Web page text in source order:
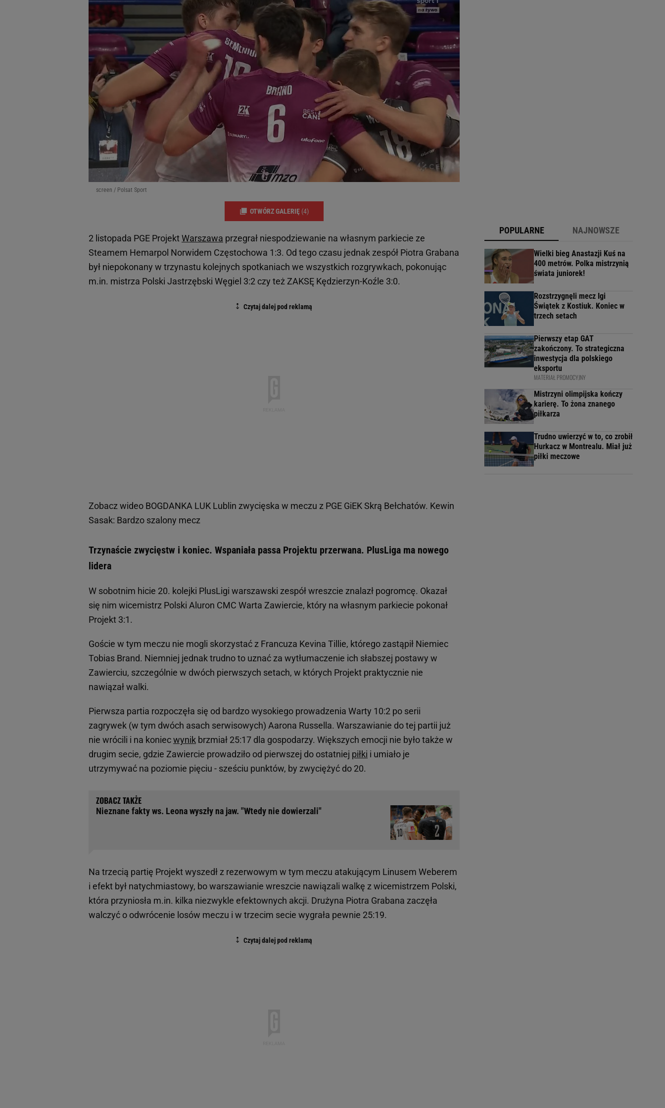
screen / Polsat Sport
OTWÓRZ GALERIĘ (4)
2 listopada PGE ProjektWarszawa przegrał niespodziewanie na własnym parkiecie ze
Steamem Hemarpol Norwidem Częstochowa 1:3. Od tego czasu jednak zespół Piotra Grabana
był niepokonany w trzynastu kolejnych spotkaniach we wszystkich rozgrywkach, pokonując
m.in. mistrza Polski Jastrzębski Węgiel 3:2 czy też ZAKSĘ Kędzierzyn-Koźle 3:0.
Zobacz wideo BOGDANKA LUK Lublin zwycięska w meczu z PGE GiEK Skrą Bełchatów. Kewin
Sasak: Bardzo szalony mecz
Trzynaście zwycięstw i koniec. Wspaniała passa Projektu przerwana. PlusLiga ma nowego
lidera
W sobotnim hicie 20. kolejki PlusLigi warszawski zespół wreszcie znalazł pogromcę. Okazał
się nim wicemistrz Polski Aluron CMC Warta Zawiercie, który na własnym parkiecie pokonał
Projekt 3:1.
Goście w tym meczu nie mogli skorzystać z Francuza Kevina Tillie, którego zastąpił Niemiec
Tobias Brand. Niemniej jednak trudno to uznać za wytłumaczenie ich słabszej postawy w
Zawierciu, szczególnie w dwóch pierwszych setach, w których Projekt praktycznie nie
nawiązał walki.
Pierwsza partia rozpoczęła się od bardzo wysokiego prowadzenia Warty 10:2 po serii
zagrywek (w tym dwóch asach serwisowych) Aarona Russella. Warszawianie do tej partii już
nie wrócili i na koniecwynik brzmiał 25:17 dla gospodarzy. Większych emocji nie było także w
drugim secie, gdzie Zawiercie prowadziło od pierwszej do ostatniej piłki i umiało je
utrzymywać na poziomie pięciu - sześciu punktów, by zwyciężyć do 20.
Nieznane fakty ws. Leona wyszły na jaw. "Wtedy nie dowierzali"
Na trzecią partię Projekt wyszedł z rezerwowym w tym meczu atakującym Linusem Weberem
i efekt był natychmiastowy, bo warszawianie wreszcie nawiązali walkę z wicemistrzem Polski,
która przyniosła m.in. kilka niezwykle efektownych akcji. Drużyna Piotra Grabana zaczęła
walczyć o odwrócenie losów meczu i w trzecim secie wygrała pewnie 25:19.
POPULARNE NAJNOWSZE
Wielki bieg Anastazji Kuś na
400 metrów. Polka mistrzynią
świata juniorek!
Rozstrzygnęli mecz Igi
Świątek z Kostiuk. Koniec w
trzech setach
Pierwszy etap GAT
zakończony. To strategiczna
inwestycja dla polskiego
eksportu
MATERIAŁ PROMOCYJNY
Mistrzyni olimpijska kończy
karierę. To żona znanego
piłkarza
Trudno uwierzyć w to, co zrobił
Hurkacz w Montrealu. Miał już
piłki meczowe